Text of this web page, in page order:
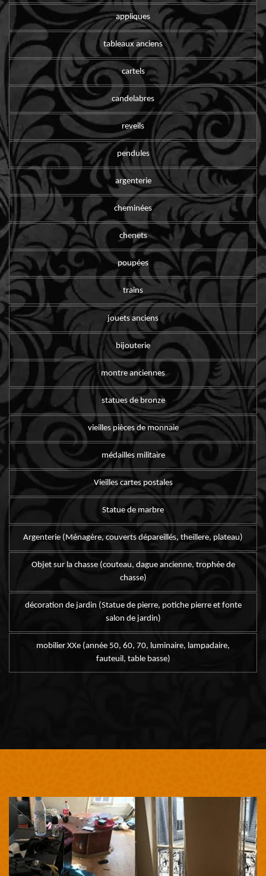
appliques
tableaux anciens
cartels
candelabres
reveils
pendules
argenterie
cheminées
chenets
poupées
trains
jouets anciens
bijouterie
montre anciennes
statues de bronze
vieilles pièces de monnaie
médailles militaire
Vieilles cartes postales
Statue de marbre
Argenterie (Ménagère, couverts dépareillés, theillere, plateau)
Objet sur la chasse (couteau, dague ancienne, trophée de
chasse)
décoration de jardin (Statue de pierre, potiche pierre et fonte
salon de jardin)
mobilier XXe (année 50, 60, 70, luminaire, lampadaire,
fauteuil, table basse)